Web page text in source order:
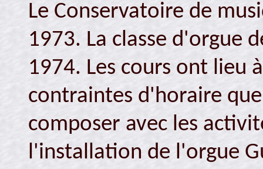
Le Conservatoire de
1973. La classe d'orgue
1974. Les cours ont lieu
contraintes d'horaire
composer avec les
l'installation de l'orgue